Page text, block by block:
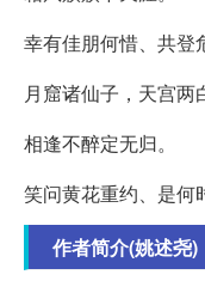
幸有佳朋何惜、共登
月窟诸仙子，天宫两
相逢不醉定无归。
笑问黄花重约、是何
作者简介(姚述尧)